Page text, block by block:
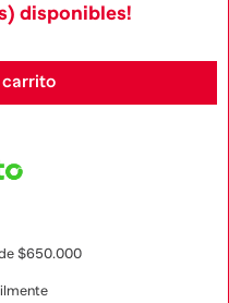
disponibles!
carrito
$650.000